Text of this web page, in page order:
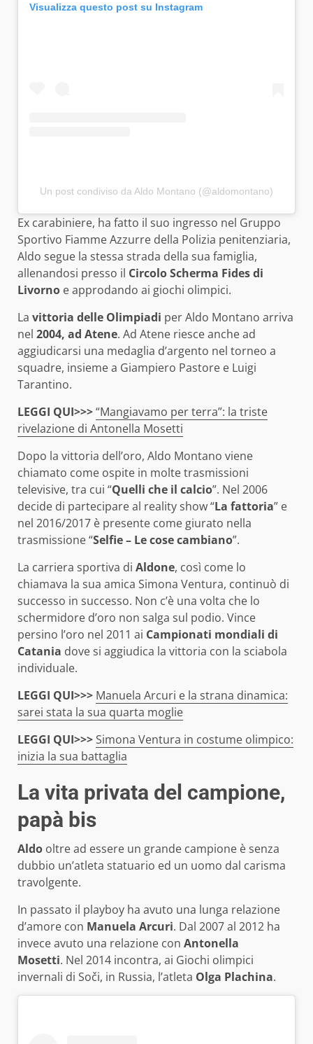
Visualizza questo post su Instagram
Un post condiviso da Aldo Montano (@aldomontano)
Ex carabiniere, ha fatto il suo ingresso nel Gruppo
Sportivo Fiamme Azzurre della Polizia penitenziaria,
Aldo segue la stessa strada della sua famiglia,
allenandosi presso il Circolo Scherma Fides di
Livorno e approdando ai giochi olimpici.
La vittoria delle Olimpiadi per Aldo Montano arriva
nel 2004, ad Atene. Ad Atene riesce anche ad
aggiudicarsi una medaglia d’argento nel torneo a
squadre, insieme a Giampiero Pastore e Luigi
Tarantino.
LEGGI QUI>>>“Mangiavamo per terra”: la triste
rivelazione di Antonella Mosetti
Dopo la vittoria dell’oro, Aldo Montano viene
chiamato come ospite in molte trasmissioni
televisive, tra cui “Quelli che il calcio”. Nel 2006
decide di partecipare al reality show “La fattoria” e
nel 2016/2017 è presente come giurato nella
trasmissione “Selfie – Le cose cambiano”.
La carriera sportiva di Aldone, così come lo
chiamava la sua amica Simona Ventura, continuò di
successo in successo. Non c’è una volta che lo
schermidore d’oro non salga sul podio. Vince
persino l’oro nel 2011 ai Campionati mondiali di
Catania dove si aggiudica la vittoria con la sciabola
individuale.
LEGGI QUI>>> Manuela Arcuri e la strana dinamica:
sarei stata la sua quarta moglie
LEGGI QUI>>>Simona Ventura in costume olimpico:
inizia la sua battaglia
La vita privata del campione,
papà bis
Aldo oltre ad essere un grande campione è senza
dubbio un’atleta statuario ed un uomo dal carisma
travolgente.
In passato il playboy ha avuto una lunga relazione
d’amore con Manuela Arcuri. Dal 2007 al 2012 ha
invece avuto una relazione con Antonella
Mosetti. Nel 2014 incontra, ai Giochi olimpici
invernali di Soči, in Russia, l’atleta Olga Plachina.